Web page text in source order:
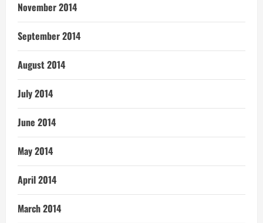
November 2014
September 2014
August 2014
July 2014
June 2014
May 2014
April 2014
March 2014